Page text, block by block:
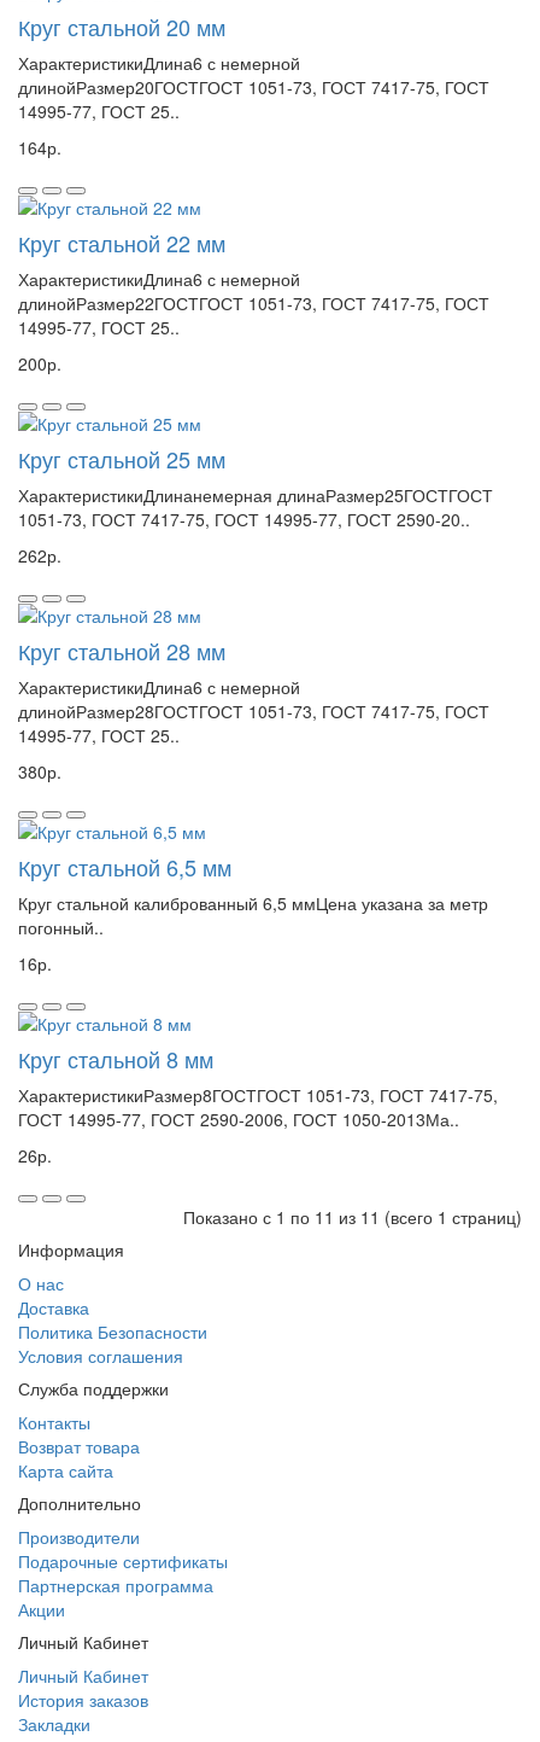
Круг стальной 20 мм
ХарактеристикиДлина6 с немерной
длинойРазмер20ГОСТГОСТ 1051-73, ГОСТ 7417-75, ГОСТ
14995-77, ГОСТ 25..
164р.
Круг стальной 22 мм
ХарактеристикиДлина6 с немерной
длинойРазмер22ГОСТГОСТ 1051-73, ГОСТ 7417-75, ГОСТ
14995-77, ГОСТ 25..
200р.
Круг стальной 25 мм
ХарактеристикиДлинанемерная длинаРазмер25ГОСТГОСТ
1051-73, ГОСТ 7417-75, ГОСТ 14995-77, ГОСТ 2590-20..
262р.
Круг стальной 28 мм
ХарактеристикиДлина6 с немерной
длинойРазмер28ГОСТГОСТ 1051-73, ГОСТ 7417-75, ГОСТ
14995-77, ГОСТ 25..
380р.
Круг стальной 6,5 мм
Круг стальной калиброванный 6,5 ммЦена указана за метр
погонный..
16р.
Круг стальной 8 мм
ХарактеристикиРазмер8ГОСТГОСТ 1051-73, ГОСТ 7417-75,
ГОСТ 14995-77, ГОСТ 2590-2006, ГОСТ 1050-2013Ма..
26р.
Показано с 1 по 11 из 11 (всего 1 страниц)
Информация
О нас
Доставка
Политика Безопасности
Условия соглашения
Служба поддержки
Контакты
Возврат товара
Карта сайта
Дополнительно
Производители
Подарочные сертификаты
Партнерская программа
Акции
Личный Кабинет
Личный Кабинет
История заказов
Закладки